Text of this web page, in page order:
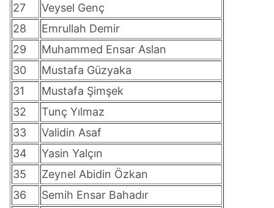
27
Veysel Genç
28
Emrullah Demir
29
Muhammed Ensar Aslan
30
Mustafa Güzyaka
31
Mustafa Şimşek
32
Tunç Yılmaz
33
Validin Asaf
34
Yasin Yalçın
35
Zeynel Abidin Özkan
36
Semih Ensar Bahadır